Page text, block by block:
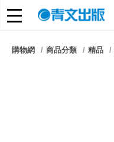
朋友們，提高警覺！
購物網 商品分類 精品